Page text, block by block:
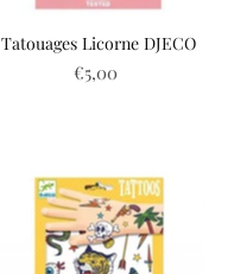
Tatouages Licorne DJECO
€5,00